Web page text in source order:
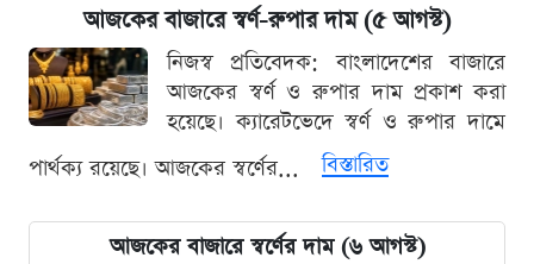
আজকের বাজারে স্বর্ণ-রুপার দাম (৫ আগস্ট)
নিজস্ব প্রতিবেদক: বাংলাদেশের বাজারে
আজকের স্বর্ণ ও রুপার দাম প্রকাশ করা
হয়েছে। ক্যারেটভেদে স্বর্ণ ও রুপার দামে
পার্থক্য রয়েছে। আজকের স্বর্ণের...
বিস্তারিত
আজকের বাজারে স্বর্ণের দাম (৬ আগস্ট)